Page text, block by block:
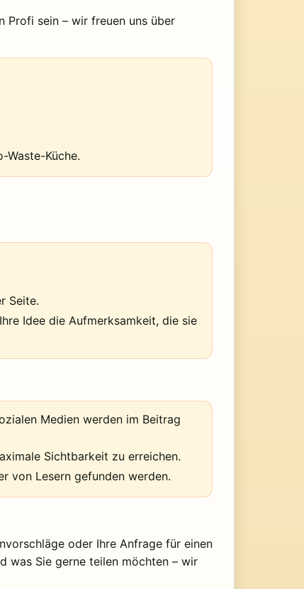
Profi sein – wir freuen uns über
Waste-Küche.
Seite.
Idee die Aufmerksamkeit, die sie
Medien werden im Beitrag
Sichtbarkeit zu erreichen.
von Lesern gefunden werden.
oder Ihre Anfrage für einen
was Sie gerne teilen möchten – wir